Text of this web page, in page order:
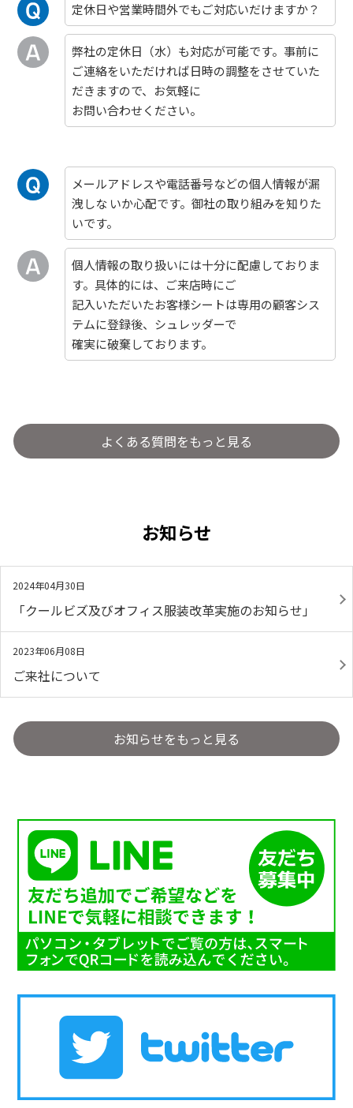
定休日や営業時間外でもご対応いだけますか？
弊社の定休日（水）も対応が可能です。事前に
ご連絡をいただければ日時の調整をさせていた
だきますので、お気軽に
お問い合わせください。
メールアドレスや電話番号などの個人情報が漏
洩しな いか心配です。御社の取り組みを知りた
いです。
個人情報の取り扱いには十分に配慮しておりま
す。具体的には、ご来店時にご
記入いただいたお客様シートは専用の顧客シス
テムに登録後、シュレッダーで
確実に破棄しております。
よくある質問をもっと見る
お知らせ
2024年04月30日
「クールビズ及びオフィス服装改革実施のお知らせ」
2023年06月08日
ご来社について
お知らせをもっと見る